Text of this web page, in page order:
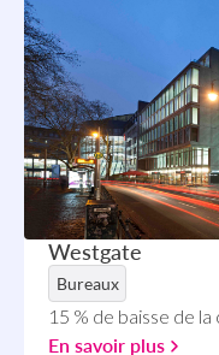
Westgate
Bureaux
15 % de baisse de
En savoir plus